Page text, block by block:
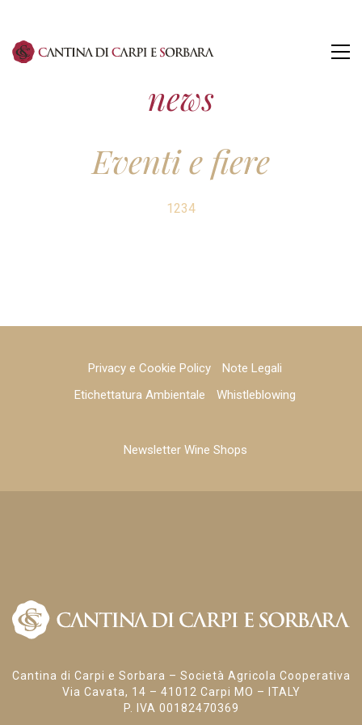
news
Eventi e fiere
1234
Privacy e Cookie Policy
Note Legali
Etichettatura Ambientale
Whistleblowing
Newsletter Wine Shops
Cantina di Carpi e Sorbara – Società Agricola Cooperativa
Via Cavata, 14 – 41012 Carpi MO – ITALY
P. IVA 00182470369